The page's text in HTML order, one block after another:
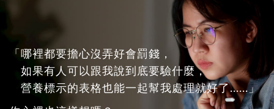
「哪裡都要擔心沒弄好會罰錢，
如果有人可以跟我說到底要驗什麼，
營養標示的表格也能一起幫我處理就好了......」